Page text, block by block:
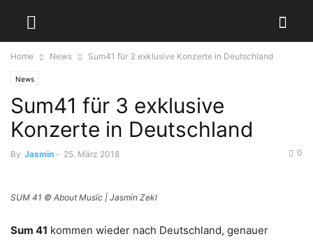
Home News Sum41 für 3 exklusive Konzerte in Deutschland
News
Sum41 für 3 exklusive
Konzerte in Deutschland
By Jasmin - 25. März 2018 0
SUM 41 © About Musïc | Jasmin Zekl
Sum 41 kommen wieder nach Deutschland, genauer